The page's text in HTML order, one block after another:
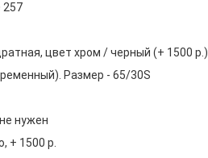
257
цвет хром / черный (+ 1500 р.)
Размер - 65/30S
нужен
+ 1500 р.